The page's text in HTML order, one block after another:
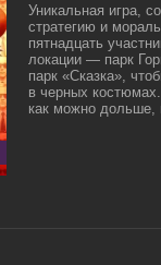
Уникальная игра,
стратегию и
пятнадцать
локации — парк
парк «Сказка»,
в черных
как можно дольше,